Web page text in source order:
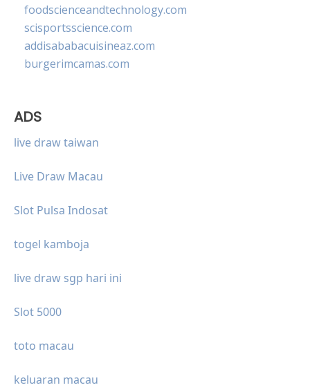
foodscienceandtechnology.com
scisportsscience.com
addisababacuisineaz.com
burgerimcamas.com
ADS
live draw taiwan
Live Draw Macau
Slot Pulsa Indosat
togel kamboja
live draw sgp hari ini
Slot 5000
toto macau
keluaran macau